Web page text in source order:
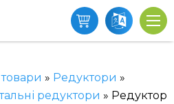
товари » Редуктори »
редуктори » Редуктор